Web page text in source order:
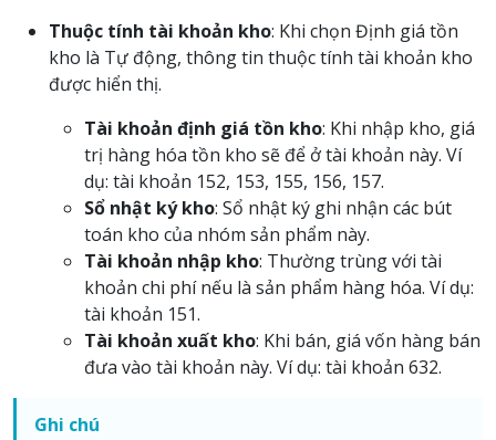
Thuộc tính tài khoản kho: Khi chọn Định giá tồn
kho là Tự động, thông tin thuộc tính tài khoản kho
được hiển thị.
Tài khoản định giá tồn kho: Khi nhập kho, giá
trị hàng hóa tồn kho sẽ để ở tài khoản này. Ví
dụ: tài khoản 152, 153, 155, 156, 157.
Sổ nhật ký kho: Sổ nhật ký ghi nhận các bút
toán kho của nhóm sản phẩm này.
Tài khoản nhập kho: Thường trùng với tài
khoản chi phí nếu là sản phẩm hàng hóa. Ví dụ:
tài khoản 151.
Tài khoản xuất kho: Khi bán, giá vốn hàng bán
đưa vào tài khoản này. Ví dụ: tài khoản 632.
Ghi chú